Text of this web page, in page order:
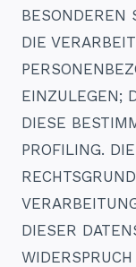
BESONDEREN
DIE
EINZULEGEN;
DIESE
PROFILING.
DIESER